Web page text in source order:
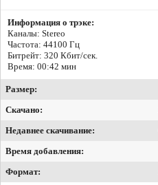
Информация о трэке:
Каналы: Stereo
Частота: 44100 Гц
Битрейт: 320 Кбит/сек.
Время: 00:42 мин
Размер:
Скачано:
Недавнее скачивание:
Время добавления:
Формат: